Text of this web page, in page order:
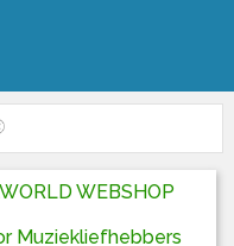
WEBSHOP
Muziekliefhebbers